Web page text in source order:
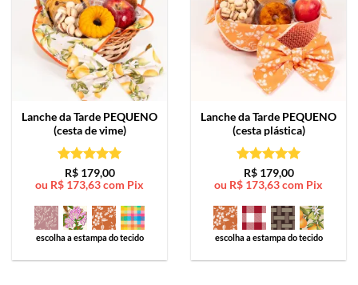
Lanche da Tarde PEQUENO
(cesta de vime)
Avaliação5
de 5
R$179,00
ou R$ 173,63com Pix
escolha a estampa do tecido
Lanche da Tarde PEQUENO
(cesta plástica)
Avaliação5
de 5
R$179,00
ou R$ 173,63com Pix
escolha a estampa do tecido